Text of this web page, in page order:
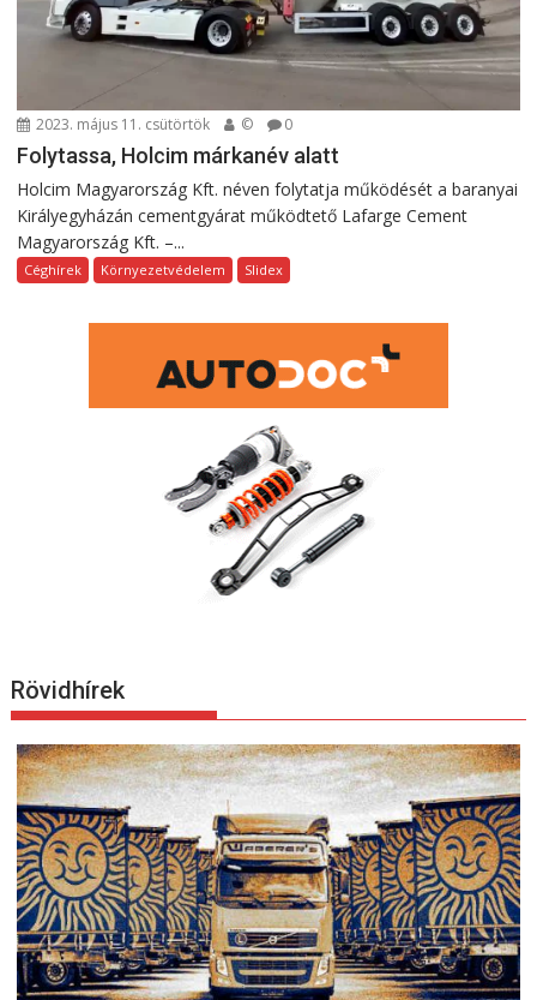
2023. május 11. csütörtök © 0
Folytassa, Holcim márkanév alatt
Holcim Magyarország Kft. néven folytatja működését a baranyai
Királyegyházán cementgyárat működtető Lafarge Cement
Magyarország Kft. –...
Céghírek Környezetvédelem Slidex
Rövidhírek